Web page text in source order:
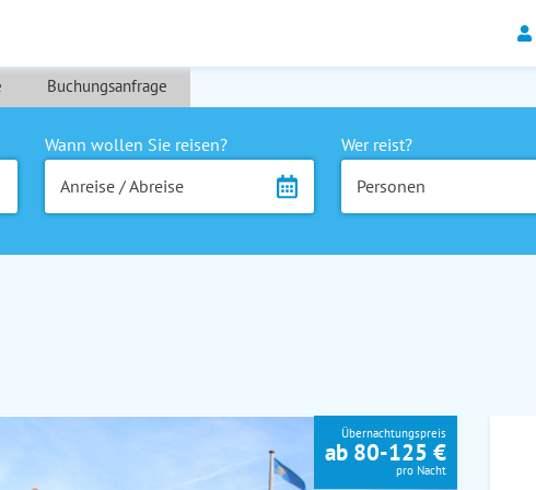
Buchungsanfrage
Wann wollen Sie reisen?
Anreise / Abreise
Wer reist?
Personen
Übernachtungspreis
ab 80-125 €
pro Nacht